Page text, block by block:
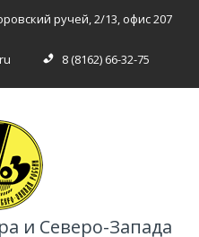
ручей, 2/13, офис 207
8 (8162) 66-32-75
и Северо-Запада